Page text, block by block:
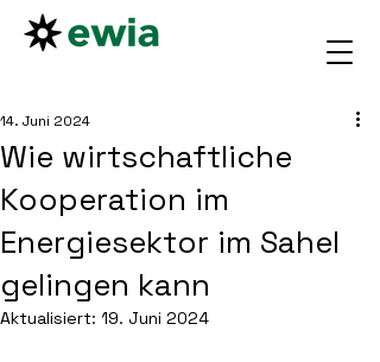
Wie wirtschaftliche
Kooperation im
Energiesektor im Sahel
gelingen kann
14. Juni 2024
Aktualisiert: 19. Juni 2024